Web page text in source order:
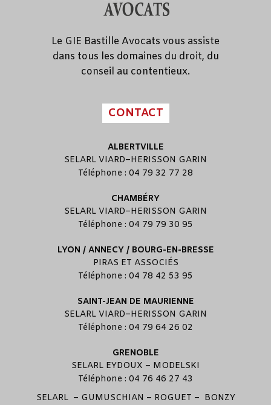
Le GIE Bastille Avocats vous assiste
dans tous les domaines du droit, du
conseil au contentieux.
CONTACT
ALBERTVILLE
SELARL VIARD–HERISSON GARIN
Téléphone : 04 79 32 77 28
CHAMBÉRY
SELARL VIARD–HERISSON GARIN
Téléphone : 04 79 79 30 95
LYON / ANNECY / BOURG-EN-BRESSE
PIRAS ET ASSOCIÉS
Téléphone : 04 78 42 53 95
SAINT-JEAN DE MAURIENNE
SELARL VIARD–HERISSON GARIN
Téléphone : 04 79 64 26 02
GRENOBLE
SELARL EYDOUX – MODELSKI
Téléphone : 04 76 46 27 43
SELARL – GUMUSCHIAN – ROGUET – BONZY